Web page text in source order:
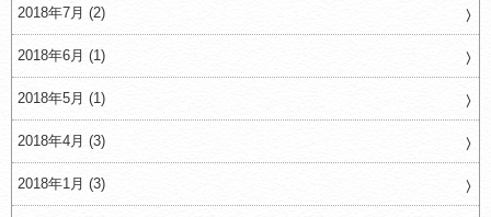
2018年7月 (2)
2018年6月 (1)
2018年5月 (1)
2018年4月 (3)
2018年1月 (3)